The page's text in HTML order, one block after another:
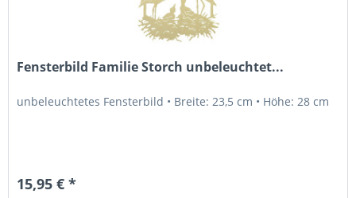
Fensterbild Familie Storch unbeleuchtet...
unbeleuchtetes Fensterbild • Breite: 23,5 cm • Höhe: 28 cm
15,95 € *